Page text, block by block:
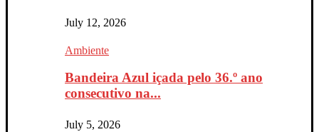
July 12, 2026
Ambiente
Bandeira Azul içada pelo 36.º ano
consecutivo na...
July 5, 2026